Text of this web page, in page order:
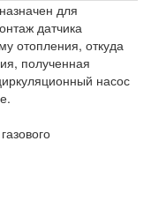
для
датчика
отопления, откуда
полученная
насос